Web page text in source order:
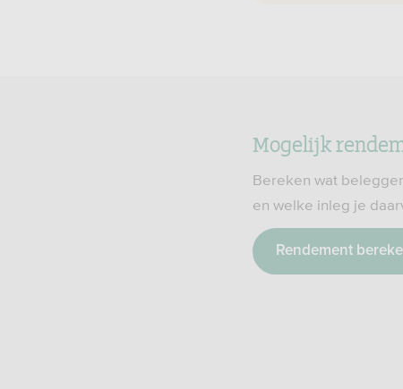
Mogelijk
Bereken wat
en welke inleg je
Rendement